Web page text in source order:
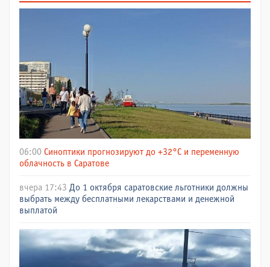
06:00 Синоптики прогнозируют до +32°C и переменную
облачность в Саратове
вчера 17:43 До 1 октября саратовские льготники должны
выбрать между бесплатными лекарствами и денежной
выплатой